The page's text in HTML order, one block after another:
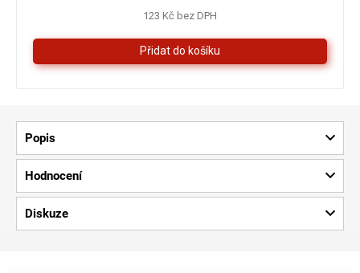
z
5
hvězdiček.
123 Kč bez DPH
Popis
Hodnocení
Diskuze